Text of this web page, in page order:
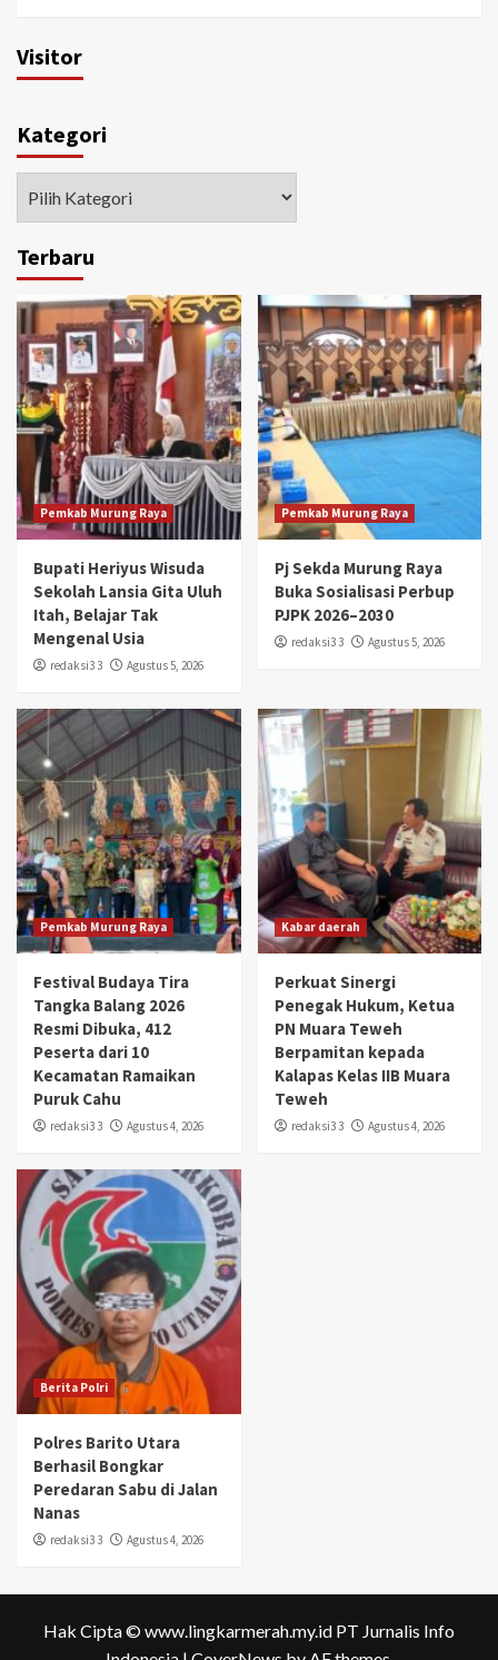
Visitor
Kategori
Terbaru
Pemkab Murung Raya
Bupati Heriyus Wisuda
Sekolah Lansia Gita Uluh
Itah, Belajar Tak
Mengenal Usia
redaksi3 3 Agustus 5, 2026
Pemkab Murung Raya
Pj Sekda Murung Raya
Buka Sosialisasi Perbup
PJPK 2026–2030
redaksi3 3 Agustus 5, 2026
Pemkab Murung Raya
Festival Budaya Tira
Tangka Balang 2026
Resmi Dibuka, 412
Peserta dari 10
Kecamatan Ramaikan
Puruk Cahu
redaksi3 3 Agustus 4, 2026
Kabar daerah
Perkuat Sinergi
Penegak Hukum, Ketua
PN Muara Teweh
Berpamitan kepada
Kalapas Kelas IIB Muara
Teweh
redaksi3 3 Agustus 4, 2026
Berita Polri
Polres Barito Utara
Berhasil Bongkar
Peredaran Sabu di Jalan
Nanas
redaksi3 3 Agustus 4, 2026
Hak Cipta © www.lingkarmerah.my.id PT Jurnalis Info